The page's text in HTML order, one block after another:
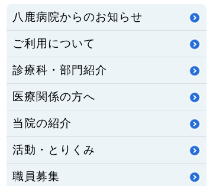
八鹿病院からのお知らせ
ご利用について
診療科・部門紹介
医療関係の方へ
当院の紹介
活動・とりくみ
職員募集